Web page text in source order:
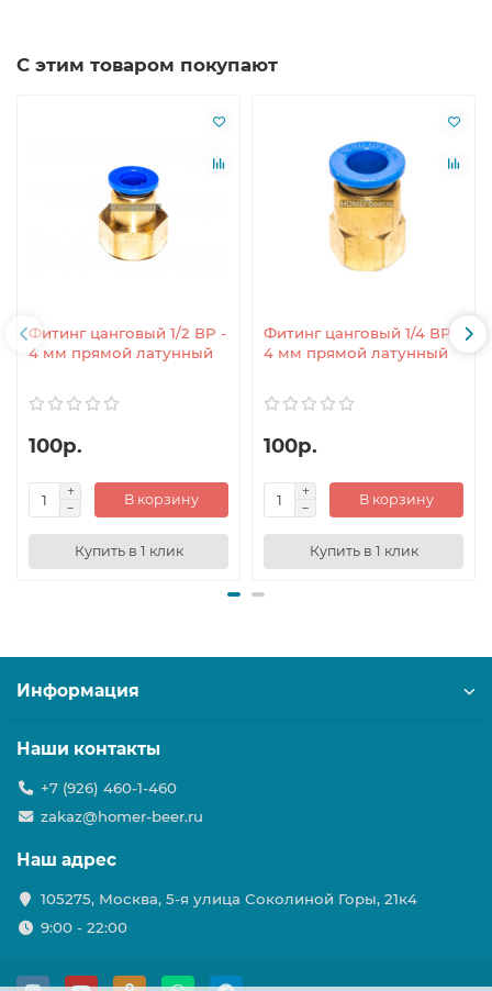
С этим товаром покупают
Фитинг цанговый 1/2 ВР -
4 мм прямой латунный
100р.
В корзину
Купить в 1 клик
Фитинг цанговый 1/4 ВР -
4 мм прямой латунный
100р.
В корзину
Купить в 1 клик
Информация
Наши контакты
+7 (926) 460-1-460
zakaz@homer-beer.ru
Наш адрес
105275, Москва, 5-я улица Соколиной Горы, 21к4
9:00 - 22:00